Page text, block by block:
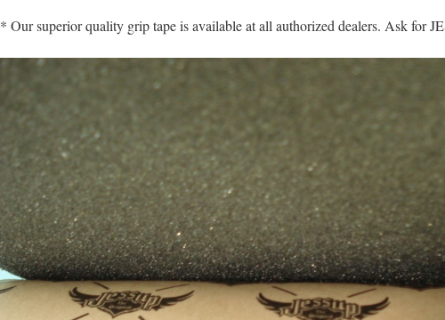
* Our superior quality grip tape is available at all authorized dealers. Ask for